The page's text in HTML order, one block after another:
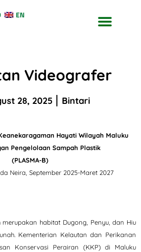
EN
Videografer
28, 2025 Bintari
Hayati Wilayah Maluku
Pengelolaan Sampah Plastik
(PLASMA-B)
Neira, September 2025-Maret 2027
merupakan habitat Dugong, Penyu, dan Hiu
Kementerian Kelautan dan Perikanan
Konservasi Perairan (KKP) di Maluku